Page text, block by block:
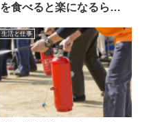
を食べると楽になるらし
生活と仕事